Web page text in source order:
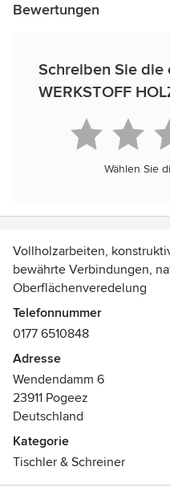
Bewertungen
Schreiben Sie
WERKSTOFF
Wählen Sie
Vollholzarbeiten,
bewährte Verbindungen,
Oberflächenveredelung
Telefonnummer
0177 6510848
Adresse
Wendendamm 6
23911 Pogeez
Deutschland
Kategorie
Tischler & Schreiner